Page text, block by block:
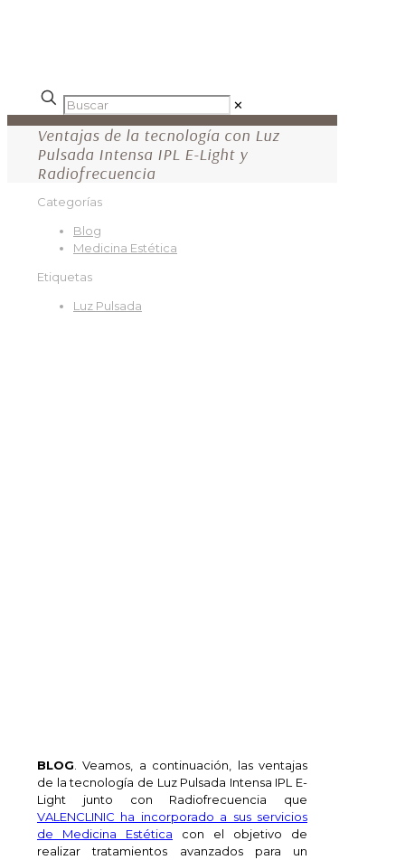
✕
Ventajas de la tecnología con Luz
Pulsada Intensa IPL E-Light y
Radiofrecuencia
Categorías
Blog
Medicina Estética
Etiquetas
Luz Pulsada
BLOG . Veamos, a continuación, las ventajas
de la tecnología de Luz Pulsada Intensa IPL E-
Light junto con Radiofrecuencia que
VALENCLINIC ha incorporado a sus servicios
de Medicina Estética con el objetivo de
realizar tratamientos avanzados para un